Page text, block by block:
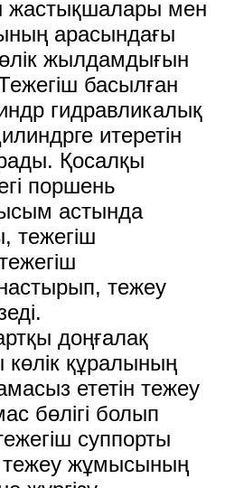
жастықшалары мен
арасындағы
жылдамдығын
басылған
гидравликалық
итеретін
Қосалқы
поршень
астында
тежегіш
тежеу
доңғалақ
көлік құралының
ететін тежеу
бөлігі болып
суппорты
тежеу ​​​​жұмысының